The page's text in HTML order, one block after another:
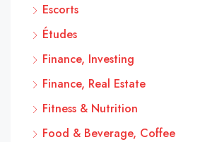
Escorts
Études
Finance, Investing
Finance, Real Estate
Fitness & Nutrition
Food & Beverage, Coffee